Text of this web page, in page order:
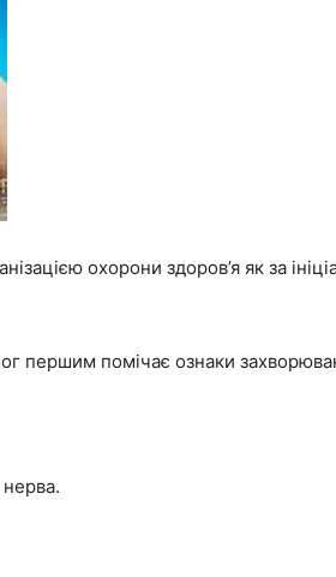
охорони здоров’я як за
першим помічає ознаки